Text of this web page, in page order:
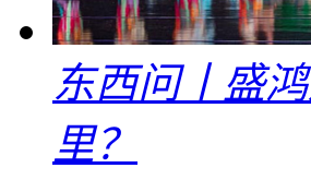
东西问丨盛
里？